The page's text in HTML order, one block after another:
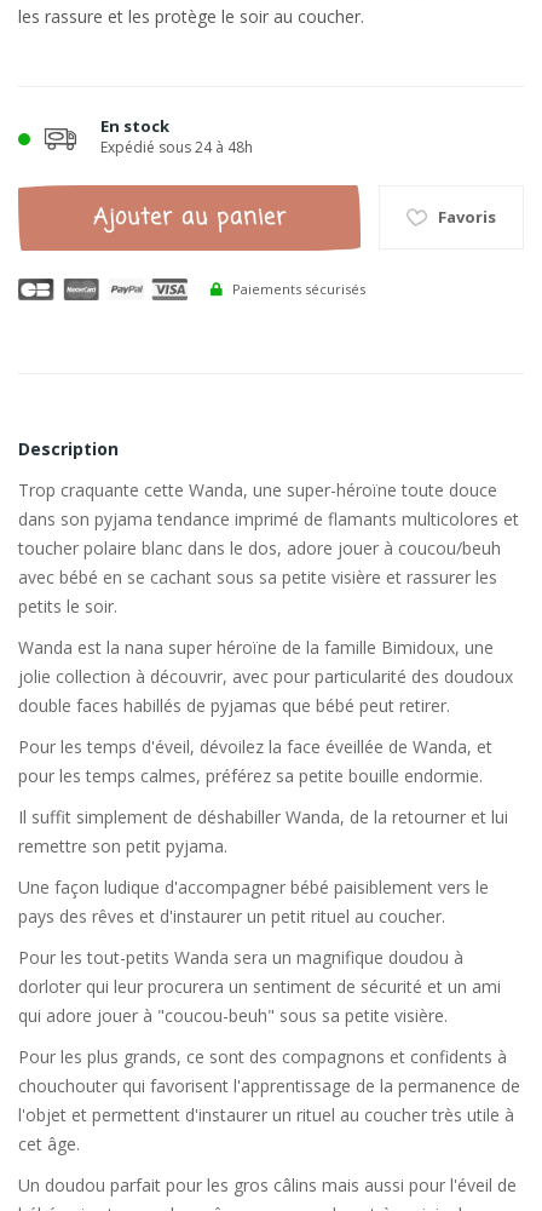
les rassure et les protège le soir au coucher.
En stock
Expédié sous 24 à 48h
Ajouter au panier Favoris
Paiements sécurisés
Description
Trop craquante cette Wanda, une super-héroïne toute douce
dans son pyjama tendance imprimé de flamants multicolores et
toucher polaire blanc dans le dos, adore jouer à coucou/beuh
avec bébé en se cachant sous sa petite visière et rassurer les
petits le soir.
Wanda est la nana super héroïne de la famille Bimidoux, une
jolie collection à découvrir, avec pour particularité des doudoux
double faces habillés de pyjamas que bébé peut retirer.
Pour les temps d'éveil, dévoilez la face éveillée de Wanda, et
pour les temps calmes, préférez sa petite bouille endormie.
Il suffit simplement de déshabiller Wanda, de la retourner et lui
remettre son petit pyjama.
Une façon ludique d'accompagner bébé paisiblement vers le
pays des rêves et d'instaurer un petit rituel au coucher.
Pour les tout-petits Wanda sera un magnifique doudou à
dorloter qui leur procurera un sentiment de sécurité et un ami
qui adore jouer à "coucou-beuh" sous sa petite visière.
Pour les plus grands, ce sont des compagnons et confidents à
chouchouter qui favorisent l'apprentissage de la permanence de
l'objet et permettent d'instaurer un rituel au coucher très utile à
cet âge.
Un doudou parfait pour les gros câlins mais aussi pour l'éveil de